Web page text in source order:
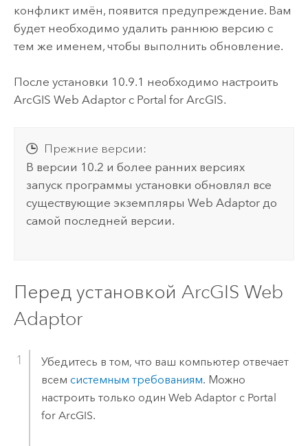
конфликт имён, появится предупреждение. Вам
будет необходимо удалить раннюю версию с
тем же именем, чтобы выполнить обновление.
После установки 10.9.1 необходимо настроить
ArcGIS Web Adaptorс Portal for ArcGIS.
Прежние версии:
В версии 10.2 и более ранних версиях
запуск программы установки обновлял все
существующие экземпляры Web Adaptor до
самой последней версии.
Перед установкой ArcGIS Web
Adaptor
Убедитесь в том, что ваш компьютер отвечает
всем системным требованиям. Можно
настроить только один Web Adaptor с Portal
for ArcGIS.